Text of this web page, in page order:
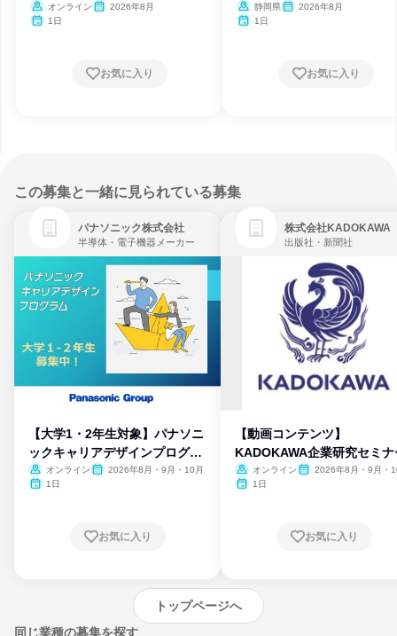
オンライン
2026年8月
1日
お気に入り
静岡県
2026年8月
1日
お気に入り
この募集と一緒に見られている募集
パナソニック株式会社
半導体・電子機器メーカー
【大学1・2年生対象】パナソニ
ックキャリアデザインプログラ
ム
オンライン
2026年8月・9月・10月
1日
お気に入り
株式会社KADOKAWA
出版社・新聞社
【動画コンテンツ】
KADOKAWA企業研究セミナ
オンライン
2026年8月・9月・
1日
お気に入り
トップページへ
同じ業種の募集を探す